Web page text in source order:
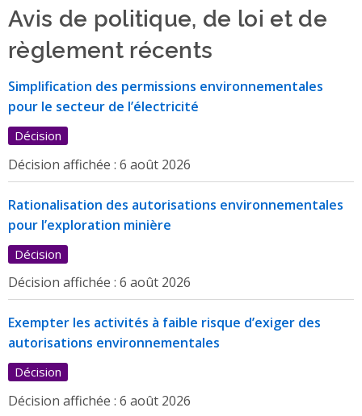
Avis de politique, de loi et de
règlement récents
Simplification des permissions environnementales
pour le secteur de l’électricité
Décision
Décision affichée : 6 août 2026
Rationalisation des autorisations environnementales
pour l’exploration minière
Décision
Décision affichée : 6 août 2026
Exempter les activités à faible risque d’exiger des
autorisations environnementales
Décision
Décision affichée : 6 août 2026